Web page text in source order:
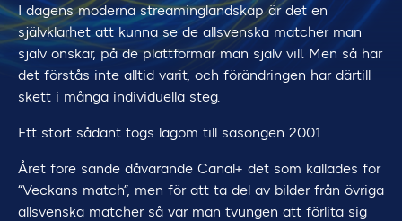
I dagens moderna streaminglandskap är det en
självklarhet att kunna se de allsvenska matcher man
själv önskar, på de plattformar man själv vill. Men så har
det förstås inte alltid varit, och förändringen har därtill
skett i många individuella steg.
Ett stort sådant togs lagom till säsongen 2001.
Året före sände dåvarande Canal+ det som kallades för
“Veckans match”, men för att ta del av bilder från övriga
allsvenska matcher så var man tvungen att förlita sig